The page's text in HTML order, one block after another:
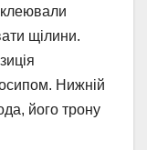
щілини.
Нижній
його трону